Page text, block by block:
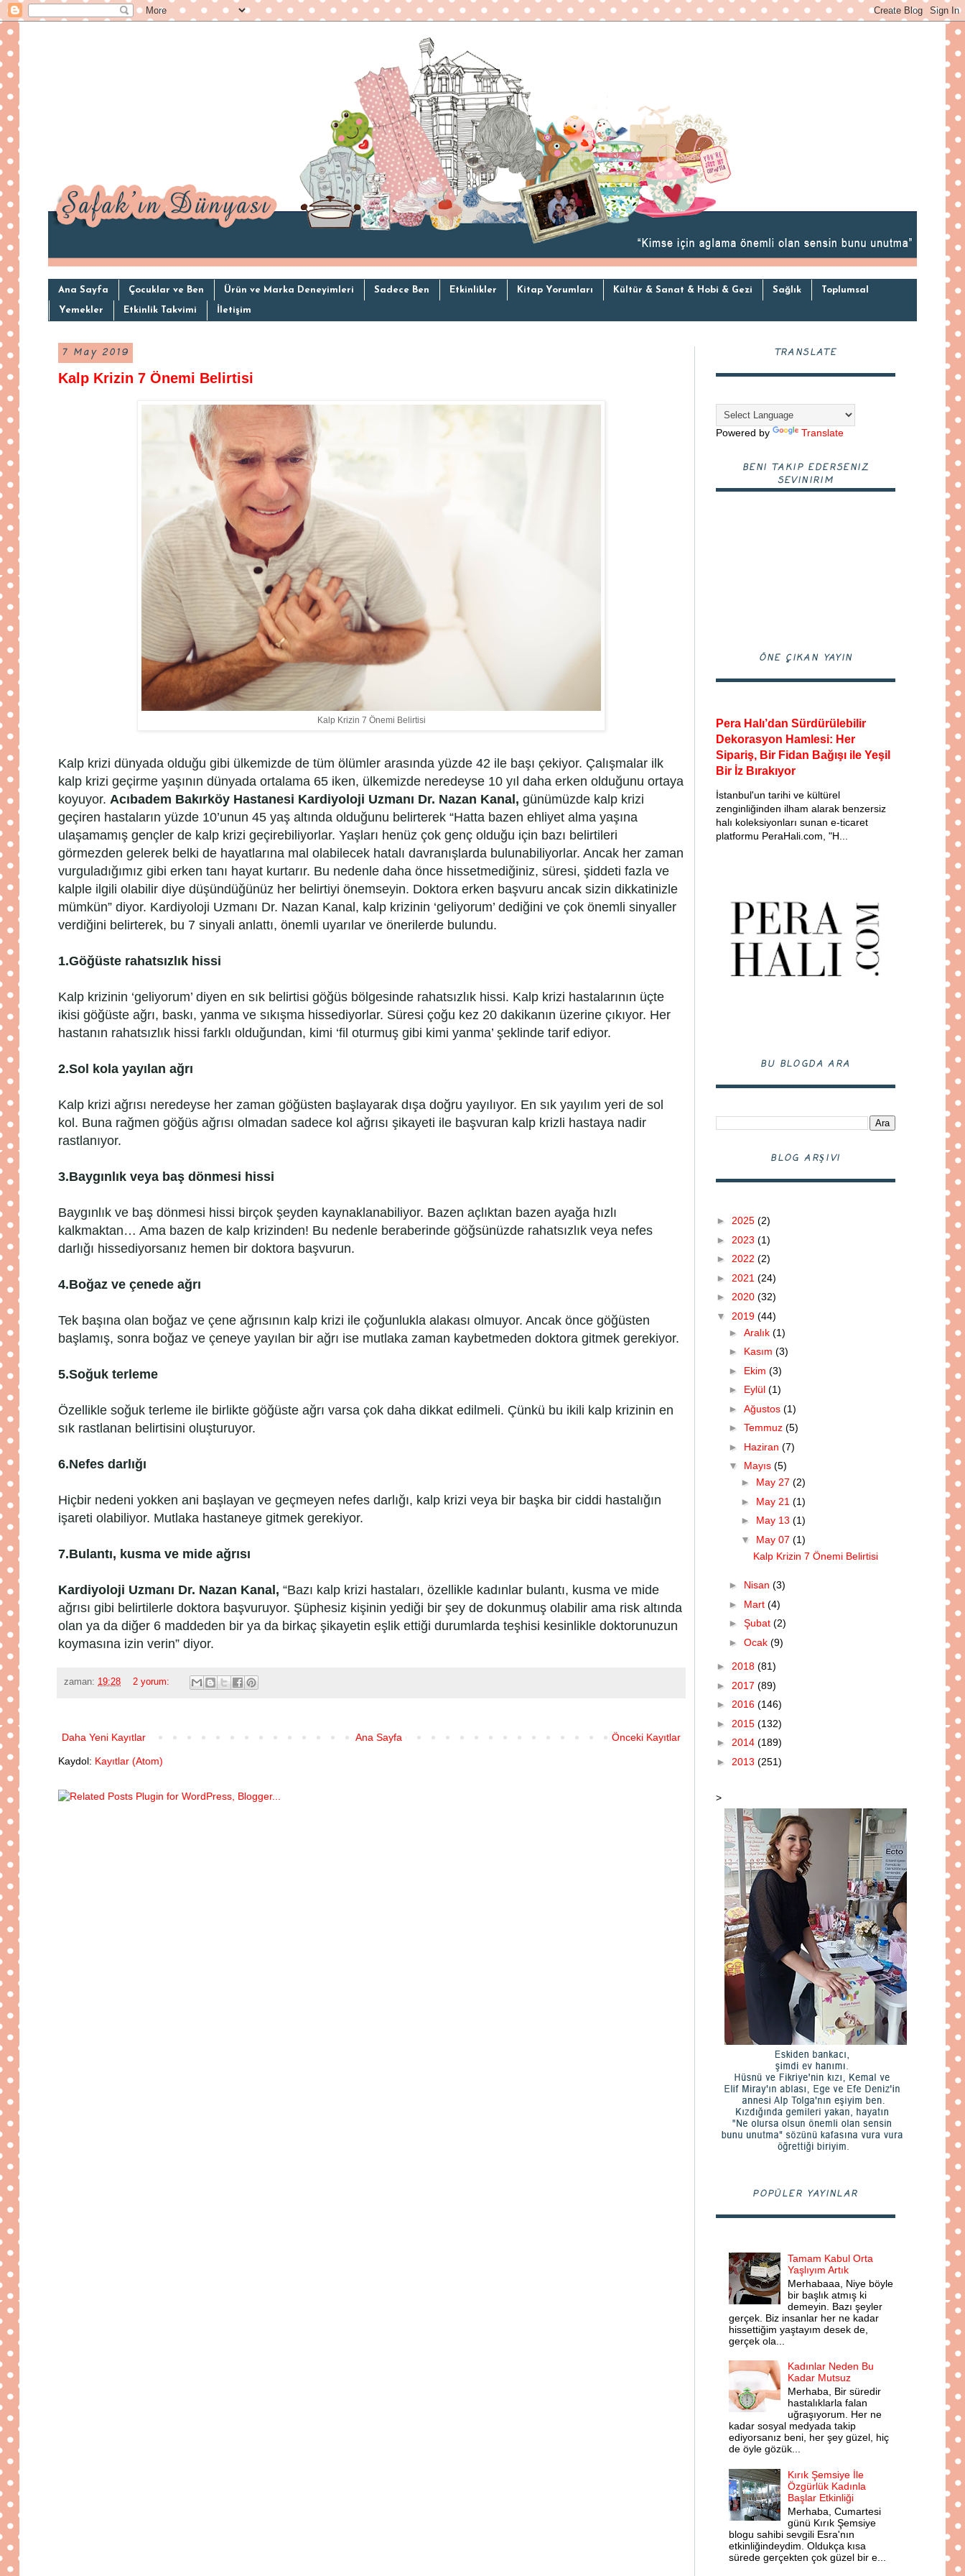
Ana Sayfa Çocuklar ve Ben Ürün ve Marka Deneyimleri Sadece Ben Etkinlikler Kitap Yorumları Kültür & Sanat & Hobi & Gezi Sağlık Toplumsal
Yemekler Etkinlik Takvimi İletişim
7 May 2019
Kalp Krizin 7 Önemi Belirtisi
Kalp Krizin 7 Önemi Belirtisi
Kalp krizi dünyada olduğu gibi ülkemizde de tüm ölümler arasında yüzde 42 ile başı çekiyor. Çalışmalar ilk
kalp krizi geçirme yaşının dünyada ortalama 65 iken, ülkemizde neredeyse 10 yıl daha erken olduğunu ortaya
koyuyor. Acıbadem Bakırköy Hastanesi Kardiyoloji Uzmanı Dr. Nazan Kanal, günümüzde kalp krizi
geçiren hastaların yüzde 10’unun 45 yaş altında olduğunu belirterek “Hatta bazen ehliyet alma yaşına
ulaşamamış gençler de kalp krizi geçirebiliyorlar. Yaşları henüz çok genç olduğu için bazı belirtileri
görmezden gelerek belki de hayatlarına mal olabilecek hatalı davranışlarda bulunabiliyorlar. Ancak her zaman
vurguladığımız gibi erken tanı hayat kurtarır. Bu nedenle daha önce hissetmediğiniz, süresi, şiddeti fazla ve
kalple ilgili olabilir diye düşündüğünüz her belirtiyi önemseyin. Doktora erken başvuru ancak sizin dikkatinizle
mümkün” diyor. Kardiyoloji Uzmanı Dr. Nazan Kanal, kalp krizinin ‘geliyorum’ dediğini ve çok önemli sinyaller
verdiğini belirterek, bu 7 sinyali anlattı, önemli uyarılar ve önerilerde bulundu.
1.Göğüste rahatsızlık hissi
Kalp krizinin ‘geliyorum’ diyen en sık belirtisi göğüs bölgesinde rahatsızlık hissi. Kalp krizi hastalarının üçte
ikisi göğüste ağrı, baskı, yanma ve sıkışma hissediyorlar. Süresi çoğu kez 20 dakikanın üzerine çıkıyor. Her
hastanın rahatsızlık hissi farklı olduğundan, kimi ‘fil oturmuş gibi kimi yanma’ şeklinde tarif ediyor.
2.Sol kola yayılan ağrı
Kalp krizi ağrısı neredeyse her zaman göğüsten başlayarak dışa doğru yayılıyor. En sık yayılım yeri de sol
kol. Buna rağmen göğüs ağrısı olmadan sadece kol ağrısı şikayeti ile başvuran kalp krizli hastaya nadir
rastlanıyor.
3.Baygınlık veya baş dönmesi hissi
Baygınlık ve baş dönmesi hissi birçok şeyden kaynaklanabiliyor. Bazen açlıktan bazen ayağa hızlı
kalkmaktan… Ama bazen de kalp krizinden! Bu nedenle beraberinde göğsünüzde rahatsızlık veya nefes
darlığı hissediyorsanız hemen bir doktora başvurun.
4.Boğaz ve çenede ağrı
Tek başına olan boğaz ve çene ağrısının kalp krizi ile çoğunlukla alakası olmuyor. Ancak önce göğüsten
başlamış, sonra boğaz ve çeneye yayılan bir ağrı ise mutlaka zaman kaybetmeden doktora gitmek gerekiyor.
5.Soğuk terleme
Özellikle soğuk terleme ile birlikte göğüste ağrı varsa çok daha dikkat edilmeli. Çünkü bu ikili kalp krizinin en
sık rastlanan belirtisini oluşturuyor.
6.Nefes darlığı
Hiçbir nedeni yokken ani başlayan ve geçmeyen nefes darlığı, kalp krizi veya bir başka bir ciddi hastalığın
işareti olabiliyor. Mutlaka hastaneye gitmek gerekiyor.
7.Bulantı, kusma ve mide ağrısı
Kardiyoloji Uzmanı Dr. Nazan Kanal, “Bazı kalp krizi hastaları, özellikle kadınlar bulantı, kusma ve mide
ağrısı gibi belirtilerle doktora başvuruyor. Şüphesiz kişinin yediği bir şey de dokunmuş olabilir ama risk altında
olan ya da diğer 6 maddeden bir ya da birkaç şikayetin eşlik ettiği durumlarda teşhisi kesinlikle doktorunuzun
koymasına izin verin” diyor.
zaman: 19:28 2 yorum:
Daha Yeni Kayıtlar Önceki Kayıtlar
Ana Sayfa
Kaydol: Kayıtlar (Atom)
TRANSLATE
Powered by Translate
BENI TAKIP EDERSENIZ
SEVINIRIM
ÖNE ÇIKAN YAYIN
Pera Halı’dan Sürdürülebilir
Dekorasyon Hamlesi: Her
Sipariş, Bir Fidan Bağışı ile Yeşil
Bir İz Bırakıyor
İstanbul'un tarihi ve kültürel
zenginliğinden ilham alarak benzersiz
halı koleksiyonları sunan e-ticaret
platformu PeraHali.com, "H...
BU BLOGDA ARA
BLOG ARŞIVI
► 2025 (2)
► 2023 (1)
► 2022 (2)
► 2021 (24)
► 2020 (32)
▼ 2019 (44)
► Aralık (1)
► Kasım (3)
► Ekim (3)
► Eylül (1)
► Ağustos (1)
► Temmuz (5)
► Haziran (7)
▼ Mayıs (5)
► May 27 (2)
► May 21 (1)
► May 13 (1)
▼ May 07 (1)
Kalp Krizin 7 Önemi Belirtisi
► Nisan (3)
► Mart (4)
► Şubat (2)
► Ocak (9)
► 2018 (81)
► 2017 (89)
► 2016 (146)
► 2015 (132)
► 2014 (189)
► 2013 (251)
>
POPÜLER YAYINLAR
Tamam Kabul Orta
Yaşlıyım Artık
Merhabaaa, Niye böyle
bir başlık atmış ki
demeyin. Bazı şeyler
gerçek. Biz insanlar her ne kadar
hissettiğim yaştayım desek de,
gerçek ola...
Kadınlar Neden Bu
Kadar Mutsuz
Merhaba, Bir süredir
hastalıklarla falan
uğraşıyorum. Her ne
kadar sosyal medyada takip
ediyorsanız beni, her şey güzel, hiç
de öyle gözük...
Kırık Şemsiye İle
Özgürlük Kadınla
Başlar Etkinliği
Merhaba, Cumartesi
günü Kırık Şemsiye
blogu sahibi sevgili Esra'nın
etkinliğindeydim. Oldukça kısa
sürede gerçekten çok güzel bir e...